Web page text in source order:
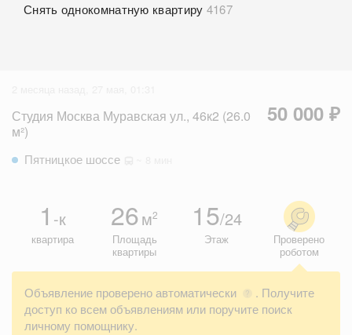
Снять однокомнатную квартиру 4167
Студия Москва Муравская ул., 46к2 (26.0
м²)
50 000 ₽
Пятницкое шоссе
1 -к
квартира
26м2
Площадь
квартиры
15/24
Этаж
Проверено
роботом
Объявление проверено автоматически ?
. Получите
доступ ко всем объявлениям или поручите поиск
личному помощнику.